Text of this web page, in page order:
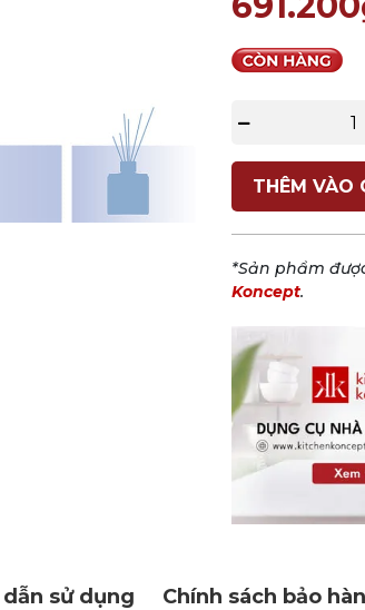
THÊM VÀO
*Sản phẩm
Koncept.
sử dụng Chính sách bảo